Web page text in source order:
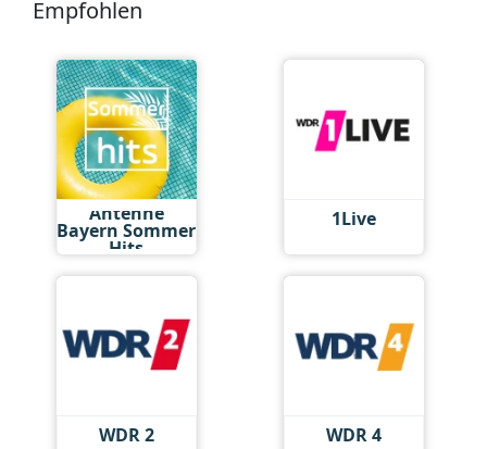
Empfohlen
Antenne
Bayern Sommer
Hits
1Live
WDR 2 WDR 4